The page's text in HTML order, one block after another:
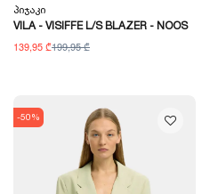
Პიჯაკი
VILA - VISIFFE L/S BLAZER - NOOS
139,95 ₾199,95 ₾
-50%